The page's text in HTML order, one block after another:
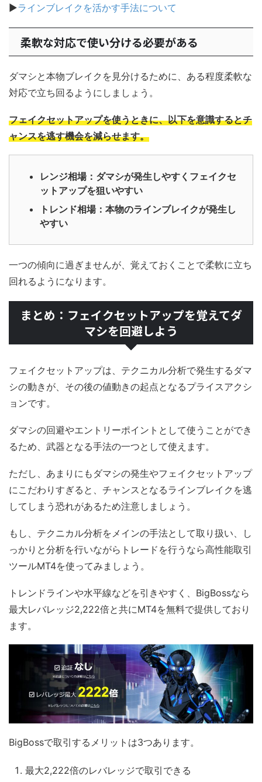
▶ラインブレイクを活かす手法について
柔軟な対応で使い分ける必要がある
ダマシと本物ブレイクを見分けるために、ある程度柔軟な
対応で立ち回るようにしましょう。
フェイクセットアップを使うときに、以下を意識するとチ
ャンスを逃す機会を減らせます。
レンジ相場：ダマシが発生しやすくフェイクセ
ットアップを狙いやすい
トレンド相場：本物のラインブレイクが発生し
やすい
一つの傾向に過ぎませんが、覚えておくことで柔軟に立ち
回れるようになります。
まとめ：フェイクセットアップを覚えてダ
マシを回避しよう
フェイクセットアップは、テクニカル分析で発生するダマ
シの動きが、その後の値動きの起点となるプライスアクシ
ョンです。
ダマシの回避やエントリーポイントとして使うことができ
るため、武器となる手法の一つとして使えます。
ただし、あまりにもダマシの発生やフェイクセットアップ
にこだわりすぎると、チャンスとなるラインブレイクを逃
してしまう恐れがあるため注意しましょう。
もし、テクニカル分析をメインの手法として取り扱い、し
っかりと分析を行いながらトレードを行うなら高性能取引
ツールMT4を使ってみましょう。
トレンドラインや水平線などを引きやすく、BigBossなら
最大レバレッジ2,222倍と共にMT4を無料で提供しており
ます。
BigBossで取引するメリットは3つあります。
最大2,222倍のレバレッジで取引できる